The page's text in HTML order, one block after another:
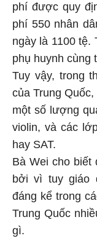
phí được quy
phí 550 nhân
ngày là 1100 tệ.
phụ huynh cùng
Tuy vậy, trong
của Trung
một số lượng
violin, và các
hay SAT.
Bà Wei cho
bởi vì tuy giáo
đáng kể trong
Trung Quốc
gì.